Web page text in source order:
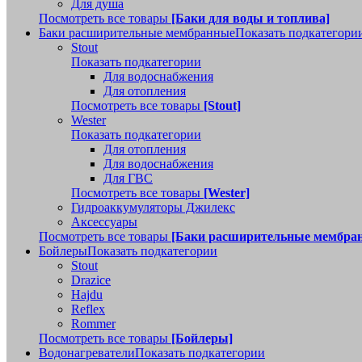
Для душа
Посмотреть все товары [Баки для воды и топлива]
Баки расширительные мембранныеПоказать
Stout
Показать подкатегории
Для водоснабжения
Для отопления
Посмотреть все товары [Stout]
Wester
Показать подкатегории
Для отопления
Для водоснабжения
Для ГВС
Посмотреть все товары [Wester]
Гидроаккумуляторы Джилекс
Аксессуары
Посмотреть все товары [Баки расширительные
БойлерыПоказать подкатегории
Stout
Drazice
Hajdu
Reflex
Rommer
Посмотреть все товары [Бойлеры]
ВодонагревателиПоказать подкатегории